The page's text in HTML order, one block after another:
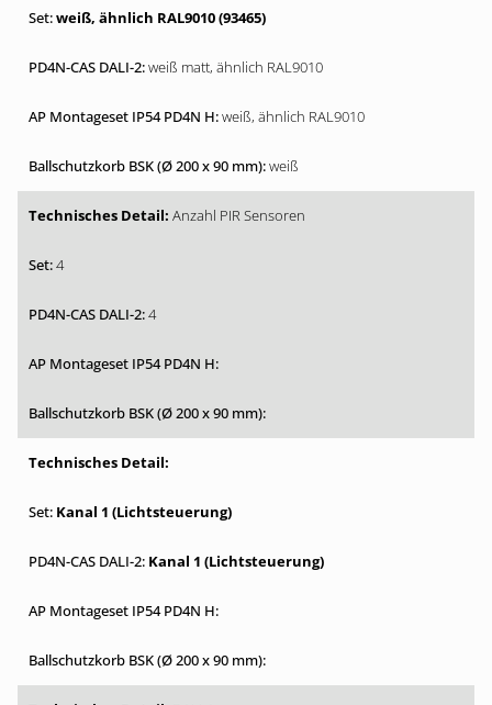
weiß, ähnlich RAL9010 (93465)
weiß matt, ähnlich RAL9010
weiß, ähnlich RAL9010
weiß
Anzahl PIR Sensoren
4
4
Kanal 1 (Lichtsteuerung)
Kanal 1 (Lichtsteuerung)